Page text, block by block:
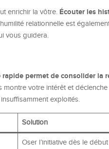
enrichir la vôtre. Écouter les
relationnelle est
vous guidera.
permet de consolider la
votre intérêt et
exploités.
Solution
Oser l’initiative dès le début